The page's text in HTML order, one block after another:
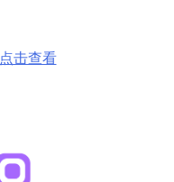
点击查看